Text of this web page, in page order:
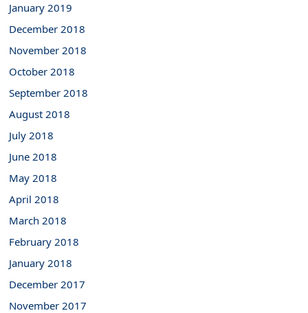
January 2019
December 2018
November 2018
October 2018
September 2018
August 2018
July 2018
June 2018
May 2018
April 2018
March 2018
February 2018
January 2018
December 2017
November 2017